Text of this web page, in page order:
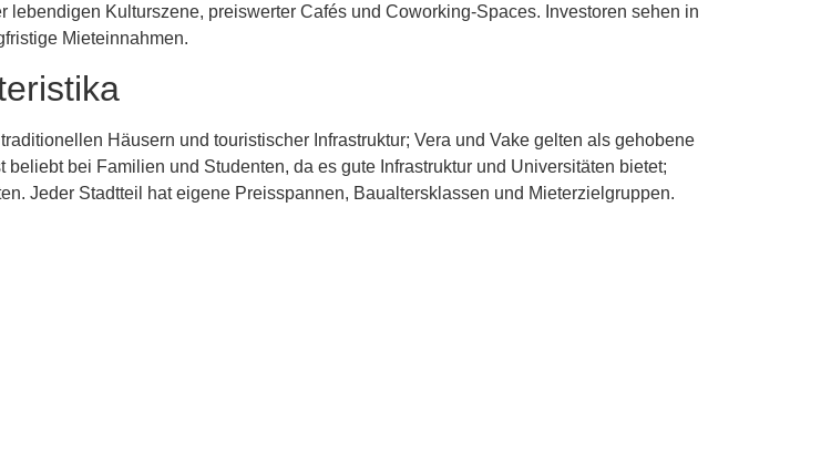
Kulturszene, preiswerter Cafés und Coworking-Spaces. Investoren sehen in
Mieteinnahmen.
Häusern und touristischer Infrastruktur; Vera und Vake gelten als gehobene
bei Familien und Studenten, da es gute Infrastruktur und Universitäten bietet;
Jeder Stadtteil hat eigene Preisspannen, Baualtersklassen und Mieterzielgruppen.